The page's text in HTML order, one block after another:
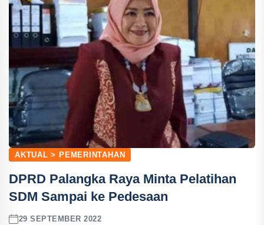
AKTUAL > PEMERINTAHAN
DPRD Palangka Raya Minta Pelatihan
SDM Sampai ke Pedesaan
29 SEPTEMBER 2022